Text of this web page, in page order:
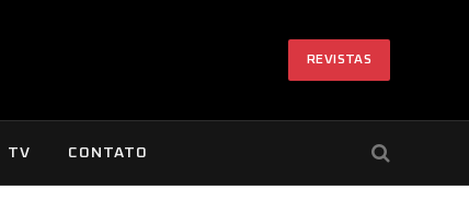
REVISTAS
TV CONTATO